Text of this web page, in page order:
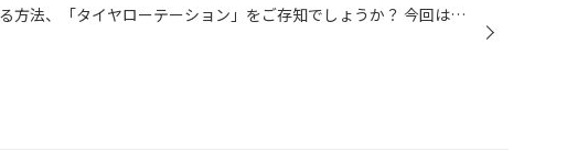
タイヤを長持ちさせる方法、「タイヤローテーション」をご存知でしょうか？ 今回は、タイヤ長持ちに効く「タイヤローテーション」についてご紹介します。 【タイヤローテーションとは？】 「タイヤローテーション」とは、現状のおクルマのタイヤ装着位置（左前、右前、左後、右後）を、 別の位置に...